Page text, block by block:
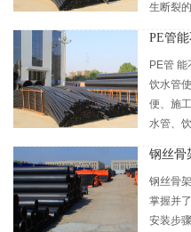
生断裂
PE管
PE管
饮水管
便、施
水管、
钢丝骨
钢丝骨
掌握并
安装步